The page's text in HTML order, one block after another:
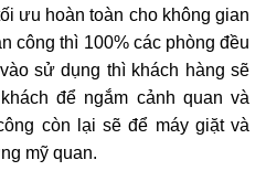
ưu hoàn toàn cho không gian
công thì 100% các phòng đều
sử dụng thì khách hàng sẽ
để ngắm cảnh quan và
còn lại sẽ để máy giặt và
mỹ quan.